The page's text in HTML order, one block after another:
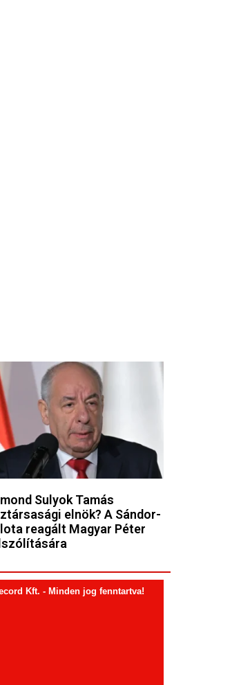
Sulyok Tamás
elnök? A Sándor-
reagált Magyar Péter
Kft. - Minden jog fenntartva!